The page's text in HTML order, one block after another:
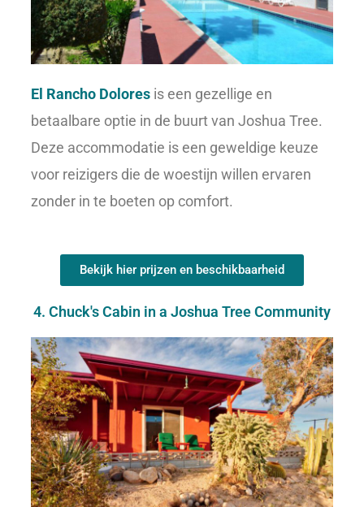
El Rancho Dolores is een gezellige en
betaalbare optie in de buurt van Joshua Tree.
Deze accommodatie is een geweldige keuze
voor reizigers die de woestijn willen ervaren
zonder in te boeten op comfort.
Bekijk hier prijzen en beschikbaarheid
4. Chuck's Cabin in a Joshua Tree Community